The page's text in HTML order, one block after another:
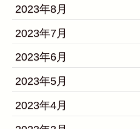
2023年8月
2023年7月
2023年6月
2023年5月
2023年4月